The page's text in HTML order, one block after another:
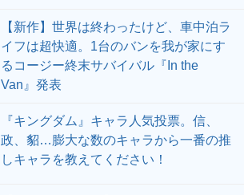
【新作】世界は終わったけど、車中泊ラ
イフは超快適。1台のバンを我が家にす
るコージー終末サバイバル『In the
Van』発表
『キングダム』キャラ人気投票。信、
政、貂…膨大な数のキャラから一番の推
しキャラを教えてください！